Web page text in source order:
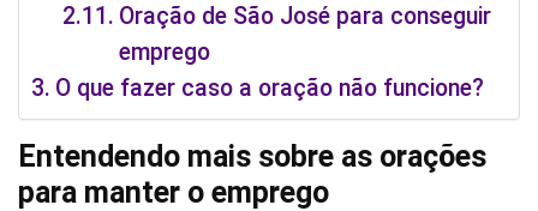
Oração de São José para conseguir
emprego
O que fazer caso a oração não funcione?
Entendendo mais sobre as orações
para manter o emprego